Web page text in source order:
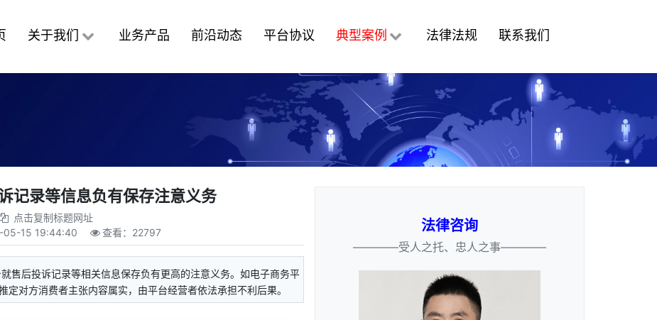
关于我们 业务产品 前沿动态 平台协议 典型案例 法律法规 联系我们
记录等信息负有保存注意义务
点击复制标题网址
05-15 19:44:40 查看： 22797
售后投诉记录等相关信息保存负有更高的注意义务。如电子商务平
对方消费者主张内容属实，由平台经营者依法承担不利后果。
法律咨询
————受人之托、忠人之事————